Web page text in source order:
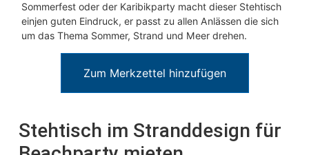
Sommerfest oder der Karibikparty macht dieser Stehtisch
einjen guten Eindruck, er passt zu allen Anlässen die sich
um das Thema Sommer, Strand und Meer drehen.
Zum Merkzettel hinzufügen
Stehtisch im Stranddesign für